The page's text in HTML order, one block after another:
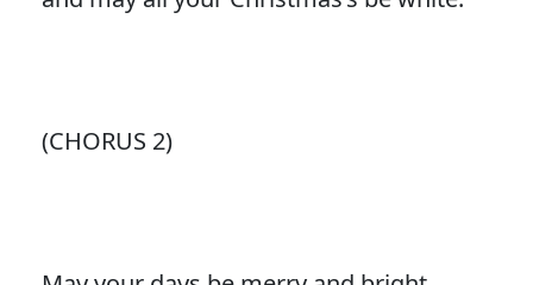
(CHORUS 2)